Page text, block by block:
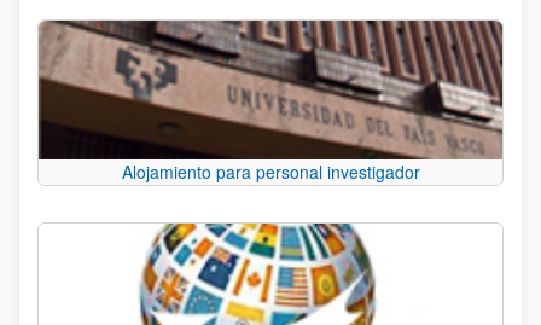
Alojamiento para personal investigador